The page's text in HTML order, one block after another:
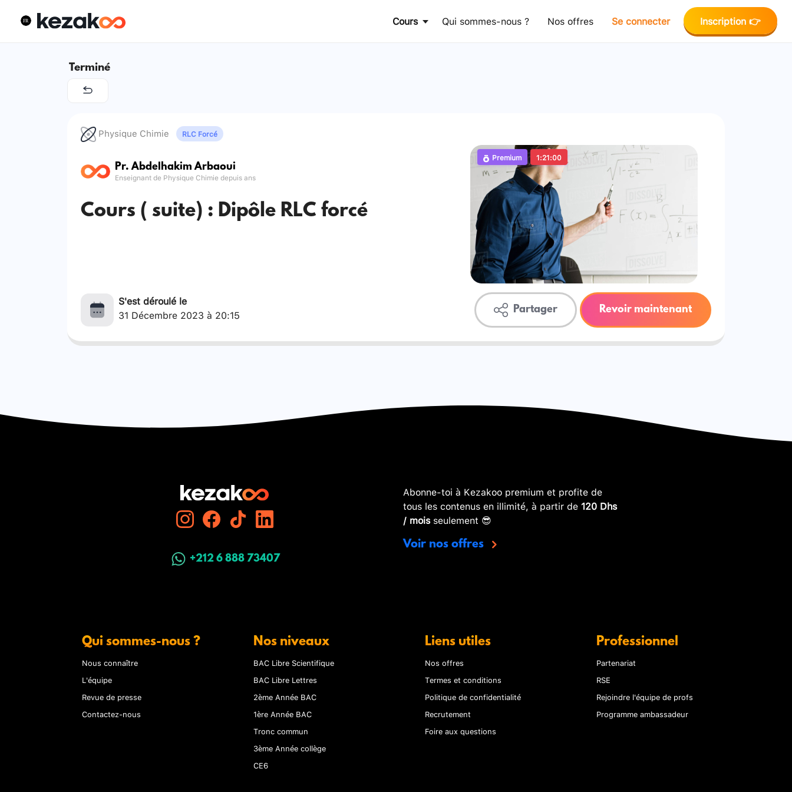
Cours Qui sommes-nous ? Nos offres Se connecter Inscription 👉
Terminé
Physique Chimie RLC Forcé
Pr. Abdelhakim Arbaoui
Enseignant de Physique Chimie depuis ans
Cours ( suite) : Dipôle RLC forcé
Premium 1:21:00
S'est déroulé le
31 Décembre 2023 à 20:15
Partager Revoir maintenant
+212 6 888 73407
Abonne-toi à Kezakoo premium et profite de
tous les contenus en illimité, à partir de 120 Dhs
/ moisseulement 😎
Voir nos offres
Qui sommes-nous ?
Nous connaître
L'équipe
Revue de presse
Contactez-nous
Nos niveaux
BAC Libre Scientifique
BAC Libre Lettres
2ème Année BAC
1ère Année BAC
Tronc commun
3ème Année collège
CE6
Liens utiles
Nos offres
Termes et conditions
Politique de confidentialité
Recrutement
Foire aux questions
Professionnel
Partenariat
RSE
Rejoindre l'équipe de profs
Programme ambassadeur